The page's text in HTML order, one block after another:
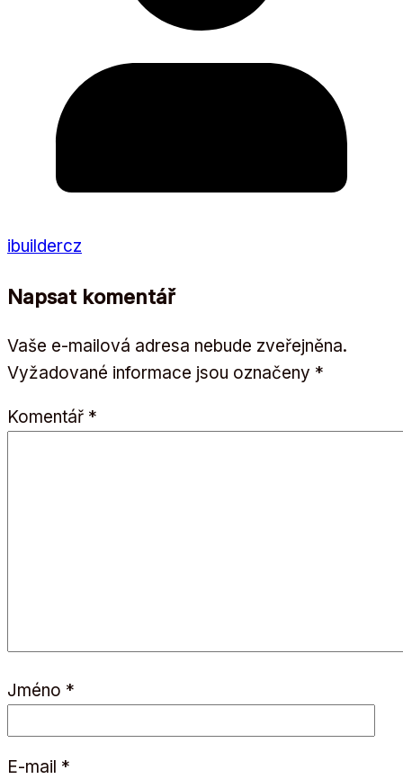
ibuildercz
Napsat komentář
Vaše e-mailová adresa nebude zveřejněna.
Vyžadované informace jsou označeny *
Komentář *
Jméno *
E-mail *